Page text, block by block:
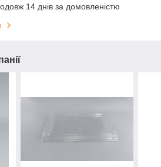
14 днів за домовленістю